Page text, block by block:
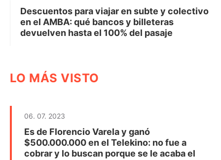
Descuentos para viajar en subte y colectivo
en el AMBA: qué bancos y billeteras
devuelven hasta el 100% del pasaje
LO MÁS VISTO
06. 07. 2023
Es de Florencio Varela y ganó
$500.000.000 en el Telekino: no fue a
cobrar y lo buscan porque se le acaba el